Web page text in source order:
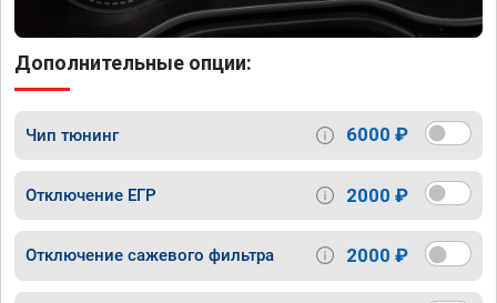
Дополнительные опции:
Чип тюнинг 6000 ₽
Отключение ЕГР 2000 ₽
Отключение сажевого фильтра 2000 ₽